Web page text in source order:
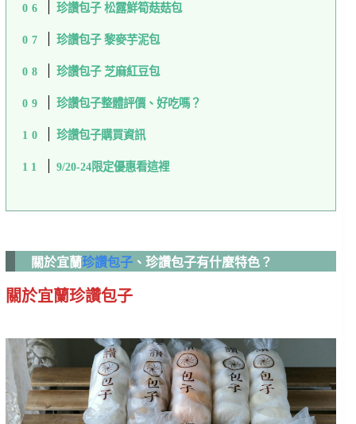
珍讚包子 松露鮮筍菇菇包
珍讚包子 黎麥芋泥包
珍讚包子 芝麻紅豆包
珍讚包子整體評價、好吃嗎？
珍讚包子購買資訊
9/20-24限定優惠看這裡
關於宜蘭珍讚包子 、珍讚包子有什麼特色？
關於宜蘭珍讚包子